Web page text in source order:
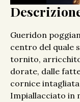
Gueridon
centro del quale
tornito,
dorate, dalle
cornice intagliata
Impiallacciato in